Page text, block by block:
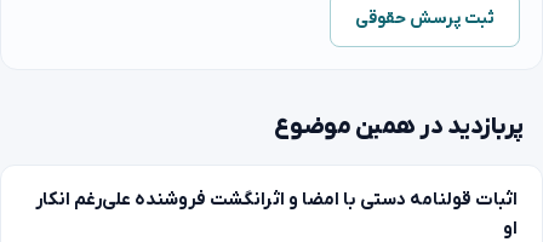
ثبت پرسش حقوقی
پربازدید در همین موضوع
اثبات قولنامه دستی با امضا و اثرانگشت فروشنده علی‌رغم انکار
او